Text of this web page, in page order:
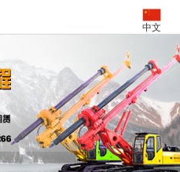
中文